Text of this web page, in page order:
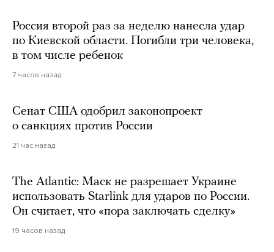
Россия второй раз за неделю нанесла удар
по Киевской области. Погибли три человека,
в том числе ребенок
7 часов назад
Сенат США одобрил законопроект
о санкциях против России
21 час назад
The Atlantic: Маск не разрешает Украине
использовать Starlink для ударов по России.
Он считает, что «пора заключать сделку»
19 часов назад